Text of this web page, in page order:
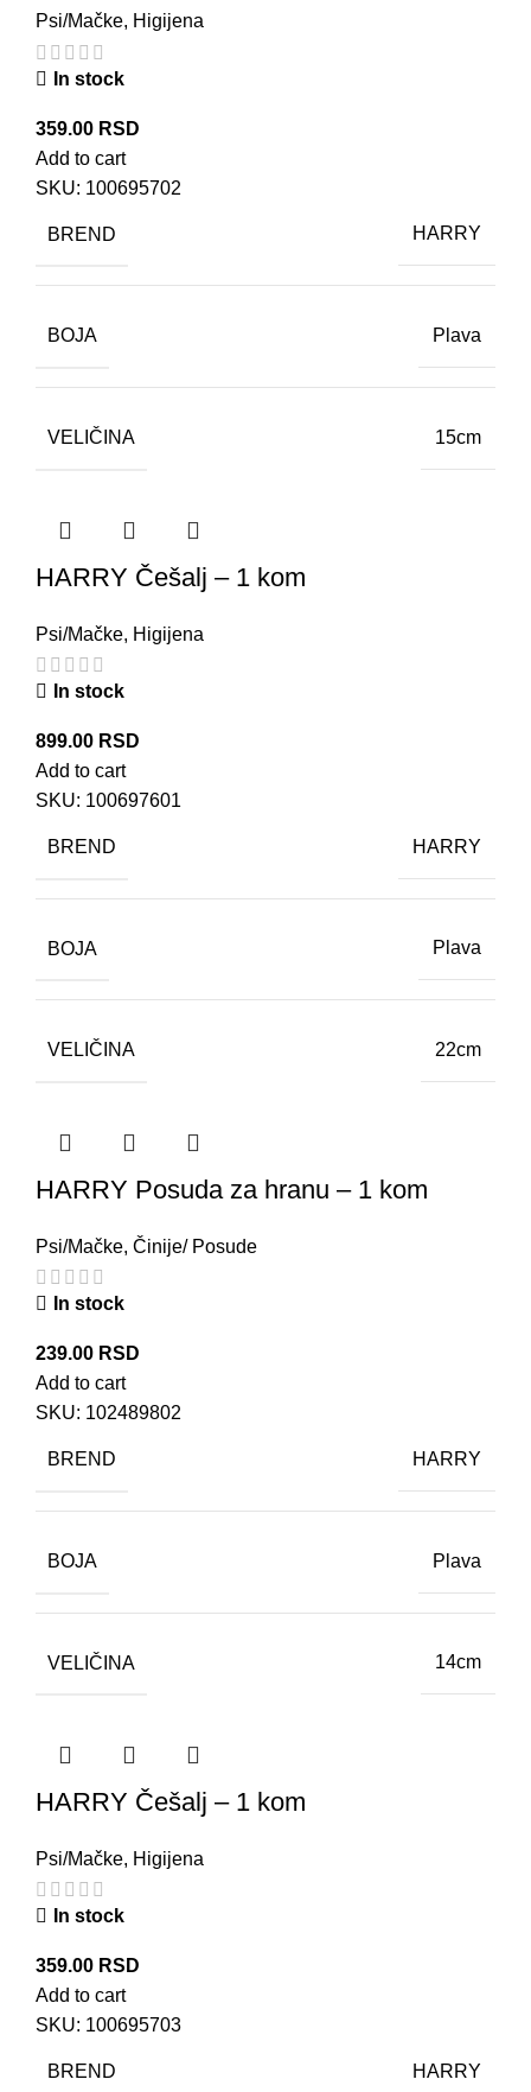
Psi/Mačke, Higijena
In stock
359.00 RSD
Add to cart
SKU: 100695702
BREND HARRY
BOJA Plava
VELIČINA 15cm
HARRY Češalj – 1 kom
Psi/Mačke, Higijena
In stock
899.00 RSD
Add to cart
SKU: 100697601
BREND HARRY
BOJA Plava
VELIČINA 22cm
HARRY Posuda za hranu – 1 kom
Psi/Mačke, Činije/ Posude
In stock
239.00 RSD
Add to cart
SKU: 102489802
BREND HARRY
BOJA Plava
VELIČINA 14cm
HARRY Češalj – 1 kom
Psi/Mačke, Higijena
In stock
359.00 RSD
Add to cart
SKU: 100695703
BREND HARRY